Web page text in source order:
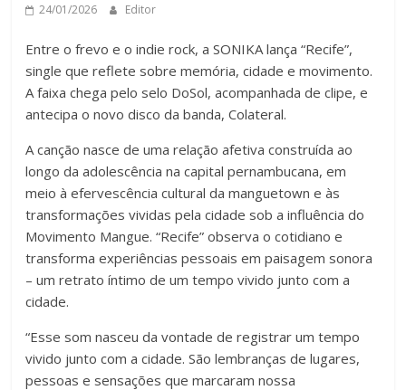
24/01/2026 Editor
Entre o frevo e o indie rock, a SONIKA lança “Recife”,
single que reflete sobre memória, cidade e movimento.
A faixa chega pelo selo DoSol, acompanhada de clipe, e
antecipa o novo disco da banda, Colateral.
A canção nasce de uma relação afetiva construída ao
longo da adolescência na capital pernambucana, em
meio à efervescência cultural da manguetown e às
transformações vividas pela cidade sob a influência do
Movimento Mangue. “Recife” observa o cotidiano e
transforma experiências pessoais em paisagem sonora
– um retrato íntimo de um tempo vivido junto com a
cidade.
“Esse som nasceu da vontade de registrar um tempo
vivido junto com a cidade. São lembranças de lugares,
pessoas e sensações que marcaram nossa